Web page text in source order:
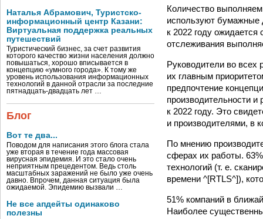
Наталья Абрамович, Туристско-
информационный центр Казани:
Виртуальная поддержка реальных
путешествий
Туристический бизнес, за счет развития
которого качество жизни населения должно
повышаться, хорошо вписывается в
концепцию «умного города». К тому же
уровень использования информационных
технологий в данной отрасли за последние
пятнадцать-двадцать лет …
Блог
Вот те два...
Поводом для написания этого блога стала
уже вторая в течение года массовая
вирусная эпидемия. И это стало очень
неприятным прецедентом. Ведь столь
масштабных заражений не было уже очень
давно. Впрочем, данная ситуация была
ожидаемой. Эпидемию вызвали …
Не все апдейты одинаково
полезны
Количество
используют бумажные
к 2022 году
отслеживания
Руководители во всех
их главным
предпочтение
производительности и
к 2022 году. Это
и производителями, в
По мнению
сферах их работы.
технологий (т. е.
времени ^[RTLS^]),
51% компаний в
Наиболее